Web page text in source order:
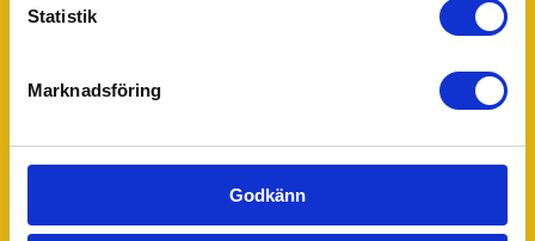
Statistik
Marknadsföring
Godkänn
eller funderingar tveka inte att kontakta Peter för personlig
Peter Lisciak
010 - 643 90 55